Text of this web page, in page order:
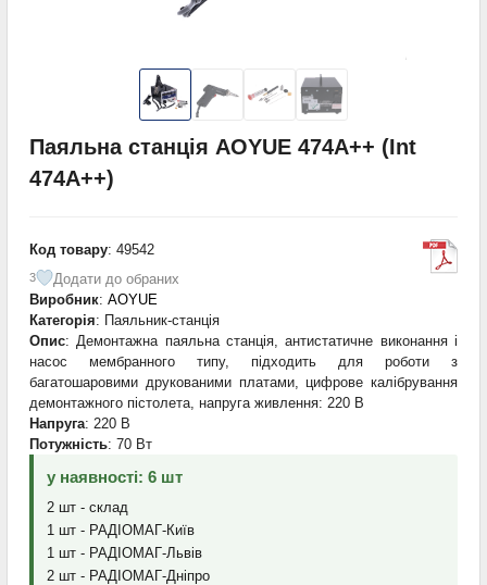
Паяльна станція AOYUE 474A++ (Int
474A++)
Код товару: 49542
3
Додати до обраних
Виробник: AOYUE
Категорія: Паяльник-станція
Опис: Демонтажна паяльна станція, антистатичне виконання і
насос мембранного типу, підходить для роботи з
багатошаровими друкованими платами, цифрове калібрування
демонтажного пістолета, напруга живлення: 220 В
Напруга: 220 В
Потужність: 70 Вт
у наявності: 6 шт
2 шт - склад
1 шт - РАДІОМАГ-Київ
1 шт - РАДІОМАГ-Львів
2 шт - РАДІОМАГ-Дніпро